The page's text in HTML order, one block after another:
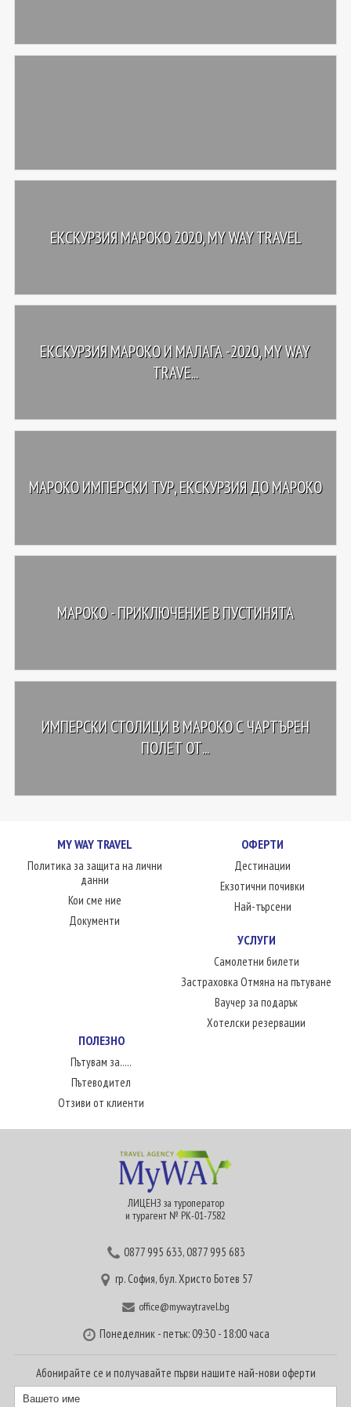
ЕКСКУРЗИЯ МАРОКО 2020, MY WAY TRAVEL
ЕКСКУРЗИЯ МАРОКО И МАЛАГА -2020, MY WAY
TRAVE...
МАРОКО ИМПЕРСКИ ТУР, ЕКСКУРЗИЯ ДО МАРОКО
МАРОКО - ПРИКЛЮЧЕНИЕ В ПУСТИНЯТА
ИМПЕРСКИ СТОЛИЦИ В МАРОКО С ЧАРТЪРЕН
ПОЛЕТ ОТ...
MY WAY TRAVEL
Политика за защита на лични
данни
Кои сме ние
Документи
ОФЕРТИ
Дестинации
Екзотични почивки
Най-търсени
УСЛУГИ
Самолетни билети
Застраховка Отмяна на пътуване
Ваучер за подарък
Хотелски резервации
ПОЛЕЗНО
Пътувам за.....
Пътеводител
Отзиви от клиенти
ЛИЦЕНЗ за туроператор
и турагент № РК-01-7582
0877 995 633,0877 995 683
гр. София, бул. Христо Ботев 57
office@mywaytravel.bg
Понеделник - петък: 09:30 - 18:00 часа
Абонирайте се и получавайте първи нашите най-нови оферти